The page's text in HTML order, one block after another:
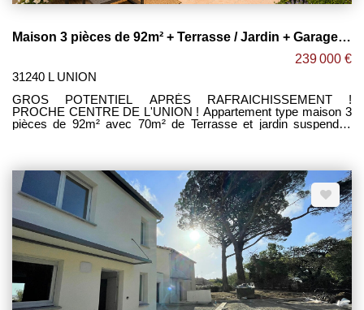
Maison 3 pièces de 92m² + Terrasse / Jardin + Garage + Parking ! L'UNION
239 000 €
31240 L UNION
GROS POTENTIEL APRÉS RAFRAICHISSEMENT !
PROCHE CENTRE DE L'UNION ! Appartement type maison 3
pièces de 92m² avec 70m² de Terrasse et jardin suspendus
hauteur sous plafond (3,50m) ouvert sur cuisine équipée +
cheminée le tout donnant sur une terrasse de 35m² + jardin
privatif. -2 grandes chambres de 11m² et 19m². -Salle d'eau
avec douche et WC. -Grand garage de 35m² avec porte
sectionnelle motorisée. Les + : -Climatisation. -Volets roulants
électriques. -Gros potentiel après rafraichissement. -Proche
centre de l'union, des commerces et des transports. Maxime
FONTENELLE LES CLEFS TOULOUSAINES